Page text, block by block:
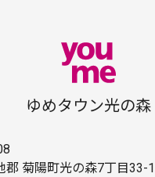
ゆめタウン光の森
郡 菊陽町光の森7丁目33-1